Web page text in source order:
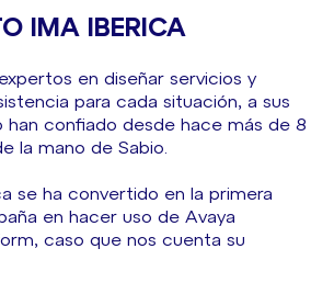
IMA IBERICA
en diseñar servicios y
para cada situación, a sus
han confiado desde hace más de 8
la mano de Sabio.
se ha convertido en la primera
en hacer uso de Avaya
caso que nos cuenta su